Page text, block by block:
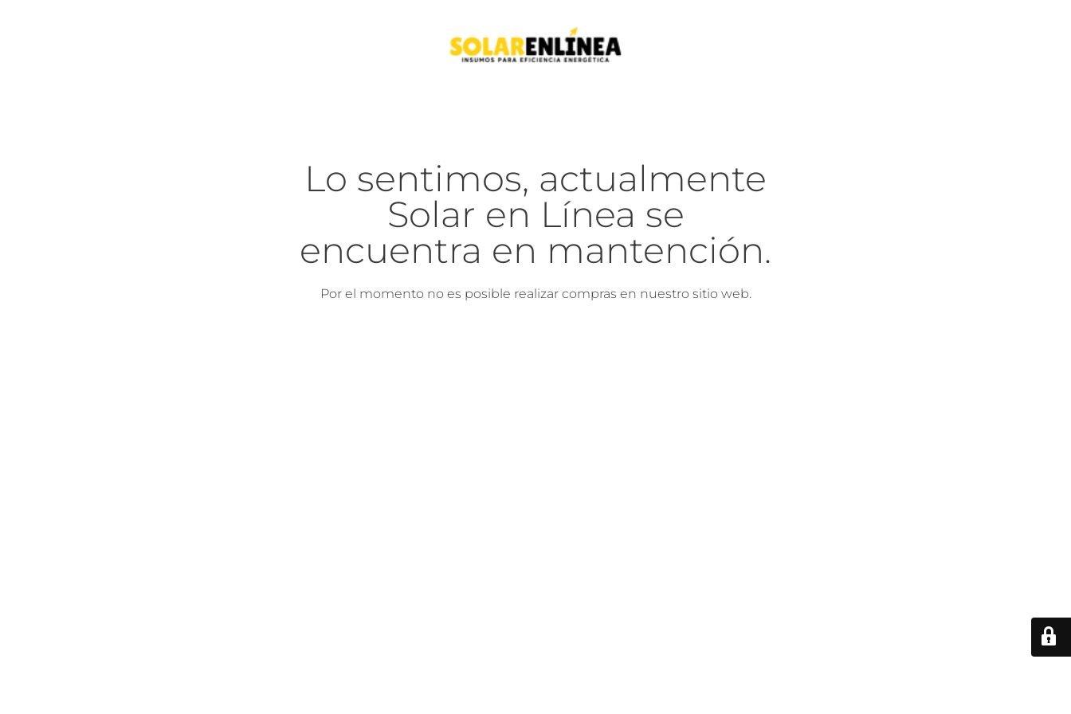
Lo sentimos, actualmente
Solar en Línea se
encuentra en mantención.
Por el momento no es posible realizar compras en nuestro sitio web.